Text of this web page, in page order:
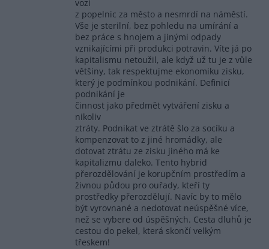
vozí
z popelnic za město a nesmrdí na náměstí.
Vše je sterilní, bez pohledu na umírání a
bez práce s hnojem a jinými odpady
vznikajícími při produkci potravin. Víte já po
kapitalismu netoužil, ale když už tu je z vůle
většiny, tak respektujme ekonomiku zisku,
který je podmínkou podnikání. Definicí
podnikání je
činnost jako předmět vytváření zisku a
nikoliv
ztráty. Podnikat ve ztrátě šlo za socíku a
kompenzovat to z jiné hromádky, ale
dotovat ztrátu ze zisku jiného má ke
kapitalizmu daleko. Tento hybrid
přerozdělování je korupčním prostředím a
živnou půdou pro ouřady, kteří ty
prostředky přerozdělují. Navíc by to mělo
být vyrovnané a nedotovat neúspěšné více,
než se vybere od úspěšných. Cesta dluhů je
cestou do pekel, která skončí velkým
třeskem!